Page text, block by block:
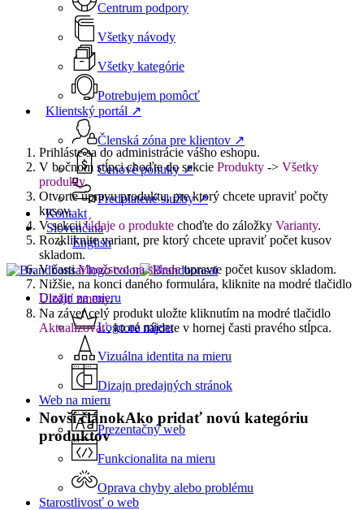
Centrum podpory
Všetky návody
Všetky kategórie
Potrebujem pomôcť
Klientský portál ↗
Členská zóna pre klientov ↗
Cenové ponuky ↗
Predplatené služby ↗
Kontakt
Slovenčina
English
Menu Dizajn na mieru
Logo na mieru
Vizuálna identita na mieru
Dizajn predajných stránok
Web na mieru
Prezentačný web
Funkcionalita na mieru
Oprava chyby alebo problému
Starostlivosť o web
Prihláste sa do administrácie vášho eshopu.
V bočnom stĺpci choďte do sekcie Produkty -> Všetky
produkty.
Otvorte úpravu produktu, pre ktorý chcete upraviť počty
kusov.
V sekciiÚdaje o produkte choďte do záložky Varianty.
Rozkliknite variant, pre ktorý chcete upraviť počet kusov
skladom.
V častiMnožstvo na skladeupravte počet kusov skladom.
Nižšie, na konci daného formulára, kliknite na modré tlačidlo
Uložiť zmeny.
Na záver celý produkt uložte kliknutím na modré tlačidlo
Aktualizovať, ktoré nájdete v hornej časti pravého stĺpca.
Novší článokAko pridať novú kategóriu
produktov